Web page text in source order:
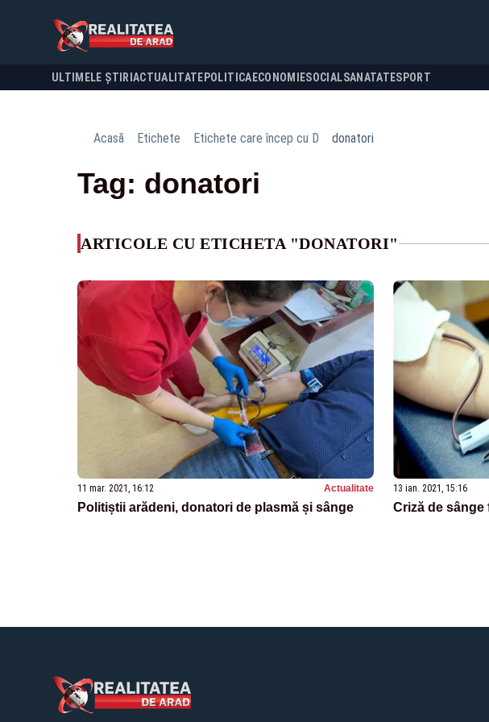
ULTIMELE ȘTIRI ACTUALITATE POLITICA ECONOMIESOCIALSANATATESPORT
Acasă Etichete Etichete care încep cu D donatori
Tag: donatori
ARTICOLE CU ETICHETA "DONATORI"
11 mar. 2021, 16:12 Actualitate
Politiștii arădeni, donatori de plasmă și sânge
13 ian. 2021, 15:16
Criză de sânge